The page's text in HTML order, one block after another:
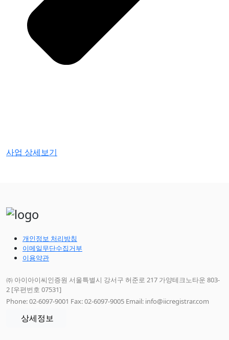
사업 상세보기
개인정보 처리방침
이메일무단수집거부
이용약관
㈜ 아이아이씨인증원 서울특별시 강서구 허준로 217 가양테크노타운 803-
2 [우편번호 07531]
Phone: 02-6097-9001 Fax: 02-6097-9005 Email: info@iicregistrar.com
상세정보